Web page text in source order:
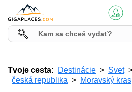
Tvoje cesta: Destinácie Svet
česká republika
Moravský kras